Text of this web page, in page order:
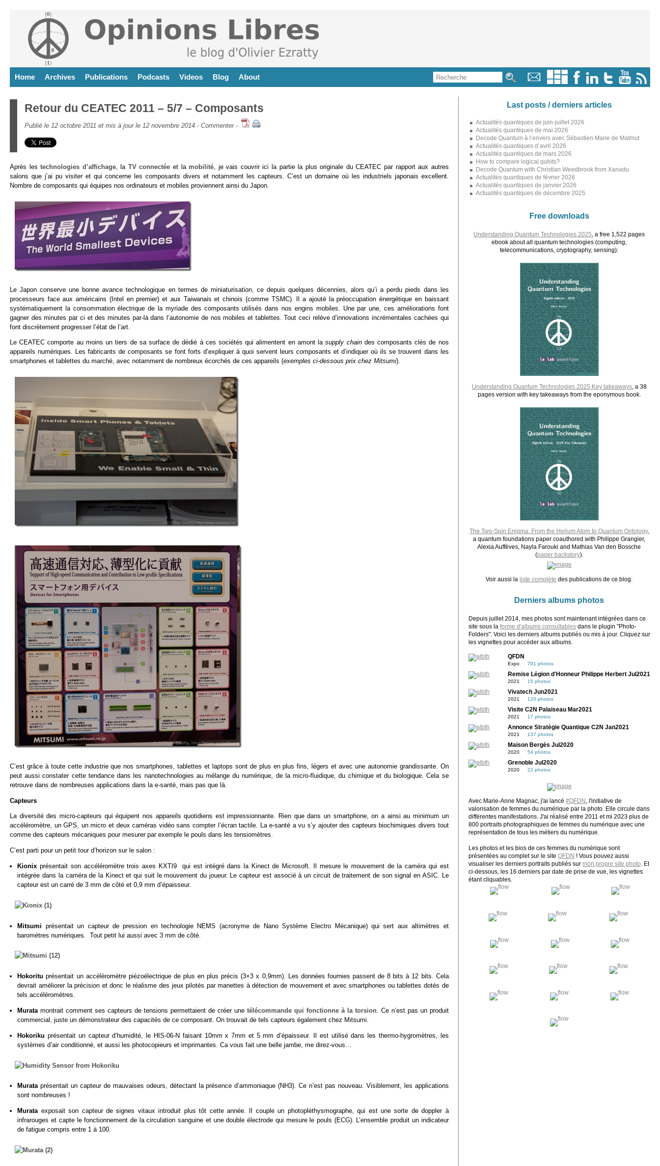
Home Archives Publications Podcasts Videos Blog About
Retour du CEATEC 2011 – 5/7 – Composants
Publié le 12 octobre 2011 et mis à jour le 12 novembre 2014 - Commenter-
Après lestechnologies d’affichage, la TV connectée et la mobilité, je vais couvrir ici la partie la plus originale du CEATEC par rapport aux autres
salons que j’ai pu visiter et qui concerne les composants divers et notamment les capteurs. C’est un domaine où les industriels japonais excellent.
Nombre de composants qui équipes nos ordinateurs et mobiles proviennent ainsi du Japon.
Le Japon conserve une bonne avance technologique en termes de miniaturisation, ce depuis quelques décennies, alors qu’i a perdu pieds dans les
processeurs face aux américains (Intel en premier) et aux Taiwanais et chinois (comme TSMC). Il a ajouté la préoccupation énergétique en baissant
systématiquement la consommation électrique de la myriade des composants utilisés dans nos engins mobiles. Une par une, ces améliorations font
gagner des minutes par ci et des minutes par-là dans l’autonomie de nos mobiles et tablettes. Tout ceci relève d’innovations incrémentales cachées qui
font discrètement progresser l’état de l’art.
Le CEATEC comporte au moins un tiers de sa surface de dédié à ces sociétés qui alimentent en amont lasupply chaindes composants clés de nos
appareils numériques. Les fabricants de composants se font forts d’expliquer à quoi servent leurs composants et d’indiquer où ils se trouvent dans les
smartphones et tablettes du marché, avec notamment de nombreux écorchés de ces appareils (exemples ci-dessous prix chez Mitsumi).
C’est grâce à toute cette industrie que nos smartphones, tablettes et laptops sont de plus en plus fins, légers et avec une autonomie grandissante. On
peut aussi constater cette tendance dans les nanotechnologies au mélange du numérique, de la micro-fluidique, du chimique et du biologique. Cela se
retrouve dans de nombreuses applications dans la e-santé, mais pas que là.
Capteurs
La diversité des micro-capteurs qui équipent nos appareils quotidiens est impressionnante. Rien que dans un smartphone, on a ainsi au minimum un
accéléromètre, un GPS, un micro et deux caméras vidéo sans compter l’écran tactile. La e-santé a vu s’y ajouter des capteurs biochimiques divers tout
comme des capteurs mécaniques pour mesurer par exemple le pouls dans les tensiomètres.
C’est parti pour un petit tour d’horizon sur le salon :
Kionixprésentait son accéléromètre trois axes KXTI9 qui est intégré dans la Kinect de Microsoft. Il mesure le mouvement de la caméra qui est
intégrée dans la caméra de la Kinect et qui suit le mouvement du joueur. Le capteur est associé à un circuit de traitement de son signal en ASIC. Le
capteur est un carré de 3 mm de côté et 0,9 mm d’épaisseur.
Mitsumi présentait un capteur de pression en technologie NEMS (acronyme de Nano Système Electro Mécanique) qui sert aux altimètres et
baromètres numériques. Tout petit lui aussi avec 3 mm de côté.
Hokoritu présentait un accéléromètre piézoélectrique de plus en plus précis (3×3 x 0,9mm). Les données fournies passent de 8 bits à 12 bits. Cela
devrait améliorer la précision et donc le réalisme des jeux pilotés par manettes à détection de mouvement et avec smartphones ou tablettes dotés de
tels accéléromètres.
Muratamontrait comment ses capteurs de tensions permettaient de créer une télécommande qui fonctionne à la torsion. Ce n’est pas un produit
commercial, juste un démonstrateur des capacités de ce composant. On trouvait de tels capteurs également chez Mitsumi.
Hokorikuprésentait un capteur d’humidité, le HIS-06-N faisant 10mm x 7mm et 5 mm d’épaisseur. Il est utilisé dans les thermo-hygromètres, les
systèmes d’air conditionné, et aussi les photocopieurs et imprimantes. Ca vous fait une belle jambe, me direz-vous…
Murataprésentait un capteur de mauvaises odeurs, détectant la présence d’ammoniaque (NH3). Ce n’est pas nouveau. Visiblement, les applications
sont nombreuses !
Murataexposait son capteur de signes vitaux introduit plus tôt cette année. Il couple un photopléthysmographe, qui est une sorte de doppler à
infrarouges et capte le fonctionnement de la circulation sanguine et une double électrode qui mesure le pouls (ECG). L’ensemble produit un indicateur
de fatigue compris entre 1 à 100.
Last posts / derniers articles
Actualités quantiques de juin-juillet 2026
Actualités quantiques de mai 2026
Decode Quantum à l’envers avec Sébastien Marie de Matmut
Actualités quantiques d’avril 2026
Actualités quantiques de mars 2026
How to compare logical qubits?
Decode Quantum with Christian Weedbrook from Xanadu
Actualités quantiques de février 2026
Actualités quantiques de janvier 2026
Actualités quantiques de décembre 2025
Free downloads
Understanding Quantum Technologies 2025 , a free 1,522 pages
ebook about all quantum technologies (computing,
telecommunications, cryptography, sensing):
Understanding Quantum Technologies 2025 Key takeaways, a 38
pages version with key takeaways from the eponymous book.
The Two-Spin Enigma: From the Helium Atom to Quantum Ontology,
a quantum foundations paper coauthored with Philippe Grangier,
Alexia Auffèves, Nayla Farouki and Mathias Van den Bossche
(paper backstory).
Voir aussi la liste complète des publications de ce blog.
Derniers albums photos
Depuis juillet 2014, mes photos sont maintenant intégrées dans ce
site sous la forme d'albums consultablesdans le plugin "Photo-
Folders". Voici les derniers albums publiés ou mis à jour. Cliquez sur
les vignettes pour accéder aux albums.
QFDN
Expo 791 photos
Remise Légion d'Honneur Philippe Herbert Jul2021
2021 15 photos
Vivatech Jun2021
2021 120 photos
Visite C2N Palaiseau Mar2021
2021 17 photos
Annonce Stratégie Quantique C2N Jan2021
2021 137 photos
Maison Bergès Jul2020
2020 54 photos
Grenoble Jul2020
2020 22 photos
Avec Marie-Anne Magnac, j'ai lancé #QFDN
, l'initiative de
valorisation de femmes du numérique par la photo. Elle circule dans
différentes manifestations. J'ai réalisé entre 2011 et mi 2023 plus de
800 portraits photographiques de femmes du numérique avec une
représentation de tous les métiers du numérique.
Les photos et les bios de ces femmes du numérique sont
présentées au complet sur le site QFDN ! Vous pouvez aussi
visualiser les derniers portraits publiés sur mon propre site photo . Et
ci-dessous, les 16 derniers par date de prise de vue, les vignettes
étant cliquables.